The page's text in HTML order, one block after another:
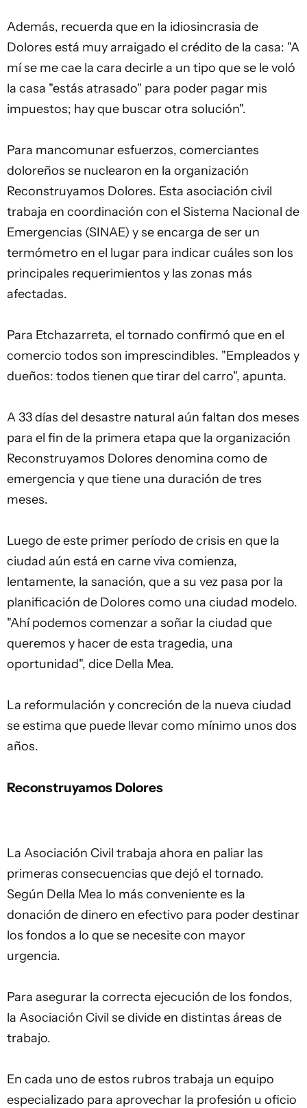
Además, recuerda que en la idiosincrasia de
Dolores está muy arraigado el crédito de la casa: "A
mí se me cae la cara decirle a un tipo que se le voló
la casa "estás atrasado" para poder pagar mis
impuestos; hay que buscar otra solución".
Para mancomunar esfuerzos, comerciantes
doloreños se nuclearon en la organización
Reconstruyamos Dolores. Esta asociación civil
trabaja en coordinación con el Sistema Nacional de
Emergencias (SINAE) y se encarga de ser un
termómetro en el lugar para indicar cuáles son los
principales requerimientos y las zonas más
afectadas.
Para Etchazarreta, el tornado confirmó que en el
comercio todos son imprescindibles. "Empleados y
dueños: todos tienen que tirar del carro", apunta.
A 33 días del desastre natural aún faltan dos meses
para el fin de la primera etapa que la organización
Reconstruyamos Dolores denomina como de
emergencia y que tiene una duración de tres
meses.
Luego de este primer período de crisis en que la
ciudad aún está en carne viva comienza,
lentamente, la sanación, que a su vez pasa por la
planificación de Dolores como una ciudad modelo.
"Ahí podemos comenzar a soñar la ciudad que
queremos y hacer de esta tragedia, una
oportunidad", dice Della Mea.
La reformulación y concreción de la nueva ciudad
se estima que puede llevar como mínimo unos dos
años.
Reconstruyamos Dolores
La Asociación Civil trabaja ahora en paliar las
primeras consecuencias que dejó el tornado.
Según Della Mea lo más conveniente es la
donación de dinero en efectivo para poder destinar
los fondos a lo que se necesite con mayor
urgencia.
Para asegurar la correcta ejecución de los fondos,
la Asociación Civil se divide en distintas áreas de
trabajo.
En cada uno de estos rubros trabaja un equipo
especializado para aprovechar la profesión u oficio